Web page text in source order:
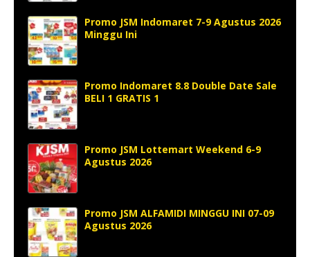
Promo JSM Indomaret 7-9 Agustus 2026
Minggu Ini
Promo Indomaret 8.8 Double Date Sale
BELI 1 GRATIS 1
Promo JSM Lottemart Weekend 6-9
Agustus 2026
Promo JSM ALFAMIDI MINGGU INI 07-09
Agustus 2026